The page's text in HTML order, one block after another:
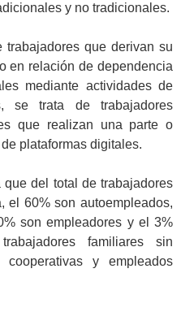
y no tradicionales.
trabajadores que derivan su
en relación de dependencia
mediante actividades de
se trata de trabajadores
que realizan una parte o
plataformas digitales.
del total de trabajadores
el 60% son autoempleados,
son empleadores y el 3%
familiares sin
cooperativas y empleados